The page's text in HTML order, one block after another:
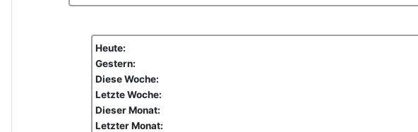
Heute:
Gestern:
Diese Woche:
Letzte Woche:
Dieser Monat:
Letzter Monat: